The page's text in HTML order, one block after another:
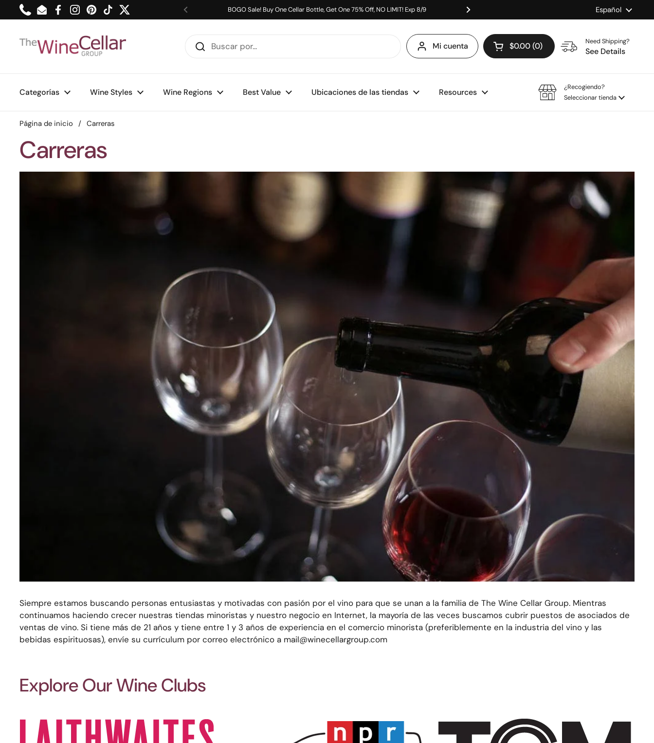
Ir al contenido
PhoneEmailFacebook
Instagram
Pinterest
TikTokTwitter Anterior
BOGO Sale! Buy One Cellar Bottle, Get One 75% Off, NO LIMIT! Exp 8/9 Shop our Mix & Match
Siguiente
Idioma
Español
Mi cuenta Abrir carrito
$0.00 0 Need Shipping?
See Details
Categorías Wine Styles Wine Regions Best Value Ubicaciones de las tiendas Resources
¿Recogiendo?
Seleccionar tienda
Página de inicio / Carreras
Carreras
Siempre estamos buscando personas entusiastas y motivadas con pasión por el vino para que se unan a la familia de The Wine Cellar Group. Mientras
continuamos haciendo crecer nuestras tiendas minoristas y nuestro negocio en Internet, la mayoría de las veces buscamos cubrir puestos de asociados de
ventas de vino. Si tiene más de 21 años y tiene entre 1 y 3 años de experiencia en el comercio minorista (preferiblemente en la industria del vino y las
bebidas espirituosas), envíe su currículum por correo electrónico a mail@winecellargroup.com
Explore Our Wine Clubs